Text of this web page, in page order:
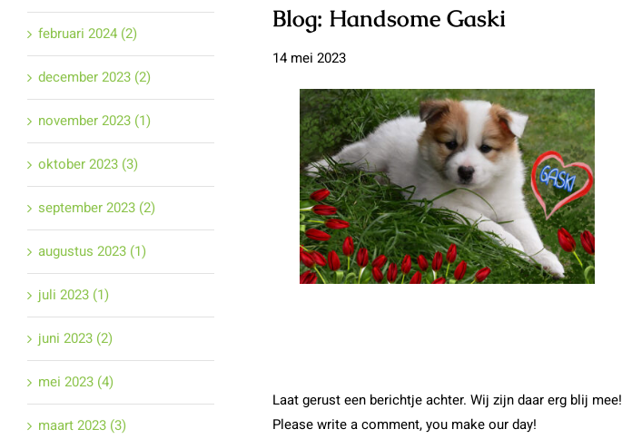
februari 2024 (2)
december 2023 (2)
november 2023 (1)
oktober 2023 (3)
september 2023 (2)
augustus 2023 (1)
juli 2023 (1)
juni 2023 (2)
mei 2023 (4)
maart 2023 (3)
Blog: Handsome Gaski
14 mei 2023
Laat gerust een berichtje achter. Wij zijn daar erg blij mee!
Please write a comment, you make our day!